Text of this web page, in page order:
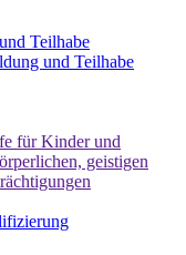
Teilhabe
und Teilhabe
für Kinder und
geistigen